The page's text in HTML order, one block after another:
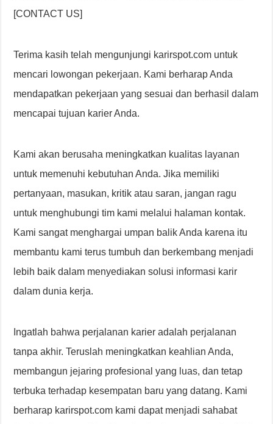
[CONTACT US]
Terima kasih telah mengunjungi karirspot.com untuk
mencari lowongan pekerjaan. Kami berharap Anda
mendapatkan pekerjaan yang sesuai dan berhasil dalam
mencapai tujuan karier Anda.
Kami akan berusaha meningkatkan kualitas layanan
untuk memenuhi kebutuhan Anda. Jika memiliki
pertanyaan, masukan, kritik atau saran, jangan ragu
untuk menghubungi tim kami melalui halaman kontak.
Kami sangat menghargai umpan balik Anda karena itu
membantu kami terus tumbuh dan berkembang menjadi
lebih baik dalam menyediakan solusi informasi karir
dalam dunia kerja.
Ingatlah bahwa perjalanan karier adalah perjalanan
tanpa akhir. Teruslah meningkatkan keahlian Anda,
membangun jejaring profesional yang luas, dan tetap
terbuka terhadap kesempatan baru yang datang. Kami
berharap karirspot.com kami dapat menjadi sahabat